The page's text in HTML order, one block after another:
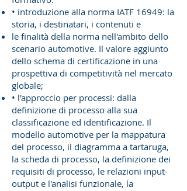
• introduzione alla norma IATF 16949: la
storia, i destinatari, i contenuti e
le finalità della norma nell'ambito dello
scenario automotive. Il valore aggiunto
dello schema di certificazione in una
prospettiva di competitività nel mercato
globale;
• l'approccio per processi: dalla
definizione di processo alla sua
classificazione ed identificazione. Il
modello automotive per la mappatura
del processo, il diagramma a tartaruga,
la scheda di processo, la definizione dei
requisiti di processo, le relazioni input-
output e l'analisi funzionale, la